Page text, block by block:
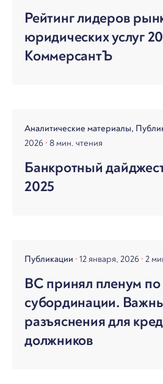
Рейтинг лидеров
юридических услуг
КоммерсантЪ
Аналитические материалы
2026 8 мин. чтения
Банкротный
2025
Публикации 12 января, 2026 2
ВС принял пленум по
субординации.
разъяснения для
должников